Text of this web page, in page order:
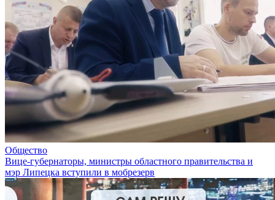
Общество
Вице-губернаторы, министры областного правительства и
мэр Липецка вступили в мобрезерв